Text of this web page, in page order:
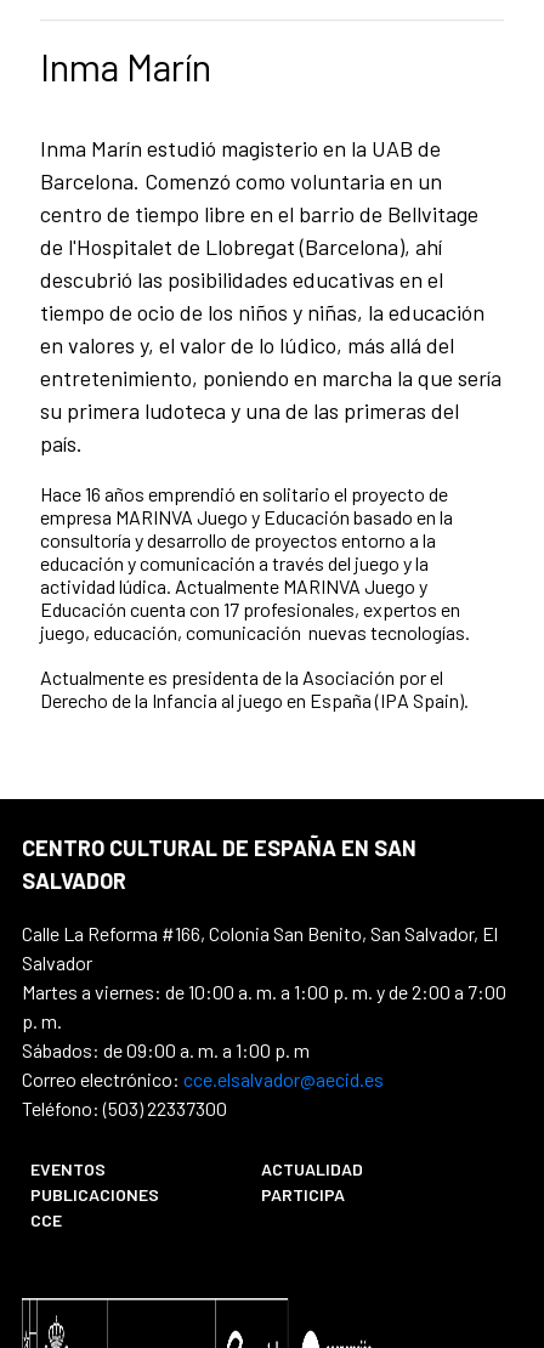
Inma Marín
Inma Marín estudió magisterio en la UAB de
Barcelona. Comenzó como voluntaria en un
centro de tiempo libre en el barrio de Bellvitage
de l'Hospitalet de Llobregat (Barcelona), ahí
descubrió las posibilidades educativas en el
tiempo de ocio de los niños y niñas, la educación
en valores y, el valor de lo lúdico, más allá del
entretenimiento, poniendo en marcha la que sería
su primera ludoteca y una de las primeras del
país.
Hace 16 años emprendió en solitario el proyecto de
empresa MARINVA Juego y Educación basado en la
consultoría y desarrollo de proyectos entorno a la
educación y comunicación a través del juego y la
actividad lúdica. Actualmente MARINVA Juego y
Educación cuenta con 17 profesionales, expertos en
juego, educación, comunicación nuevas tecnologías.
Actualmente es presidenta de la Asociación por el
Derecho de la Infancia al juego en España (IPA Spain).
CENTRO CULTURAL DE ESPAÑA EN SAN
SALVADOR
Calle La Reforma #166, Colonia San Benito, San Salvador, El
Salvador
Martes a viernes: de 10:00 a. m. a 1:00 p. m. y de 2:00 a 7:00
p. m.
Sábados: de 09:00 a. m. a 1:00 p. m
Correo electrónico: cce.elsalvador@aecid.es
Teléfono: (503) 22337300
EVENTOS
ACTUALIDAD
PUBLICACIONES
PARTICIPA
CCE